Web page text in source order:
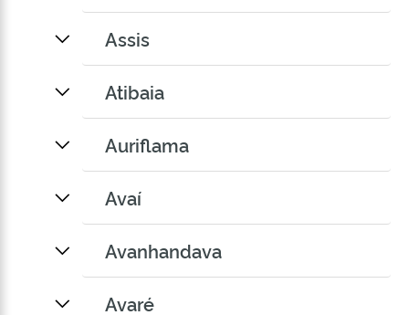
Assis
Atibaia
Auriflama
Avaí
Avanhandava
Avaré